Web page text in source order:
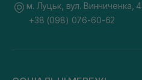
м. Луцьк, вул. Винниченка, 4
+38 (098) 076-60-62